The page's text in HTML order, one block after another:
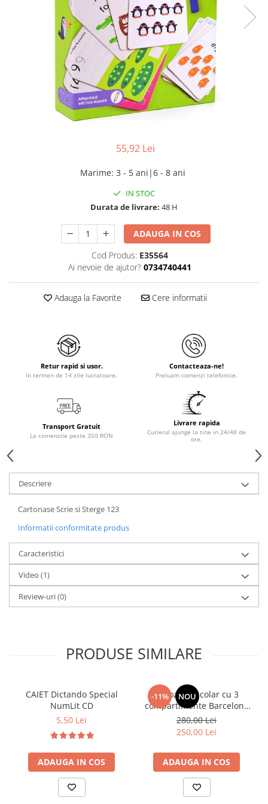
55,92 Lei
Marime: 3 - 5 ani|6 - 8 ani
IN STOC
Durata de livrare: 48 H
ADAUGA IN COS
Cod Produs: E35564
Ai nevoie de ajutor? 0734740441
Adauga la Favorite Cere informatii
Retur rapid si usor.
In termen de 14 zile lucratoare.
Contacteaza-ne!
Preluam comenzi telefonice.
Transport Gratuit
La comenzile peste 350 RON
Livrare rapida
Curierul ajunge la tine in 24/48 de
ore.
Descriere
Cartonase Scrie si Sterge 123
Informatii conformitate produs
Caracteristici
Video (1)
Review-uri(0)
PRODUSE SIMILARE
CAIET Dictando Special
NumLit CD
5,50 Lei
ADAUGA IN COS
-11% NOU
Ghiozdan școlar cu 3
compartimente Barcelona
AB340 Astrabag
albastru/rosu
280,00 Lei
250,00 Lei
ADAUGA IN COS